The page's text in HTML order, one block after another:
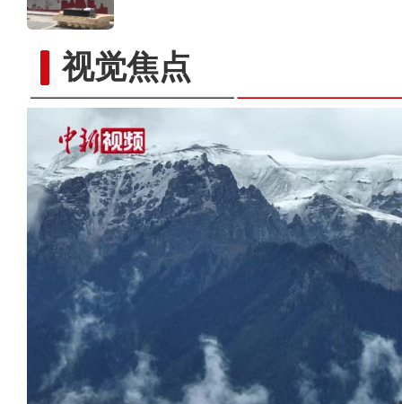
视觉焦点中国9架国产商用飞机在新